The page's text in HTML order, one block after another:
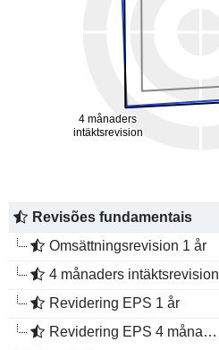
Revisões fundamentais
Omsättningsrevision 1 år
4 månaders intäktsrevision
Revidering EPS 1 år
Revidering EPS 4 månader